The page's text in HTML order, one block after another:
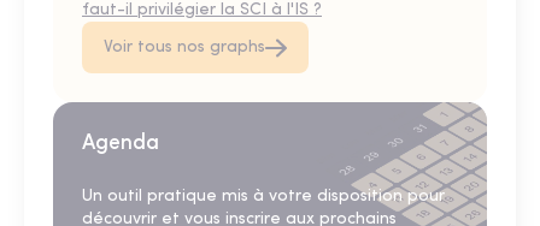
faut-il privilégier la SCI à l'IS ?
Voir tous nos graphs
Agenda
Un outil pratique mis à votre disposition pour
découvrir et vous inscrire aux prochains